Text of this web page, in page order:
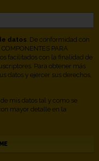
datos . De conformidad con
PARA
facilitados con la finalidad de
Para obtener más
datos y ejercer sus derechos,
mis datos tal y como se
mayor detalle en la